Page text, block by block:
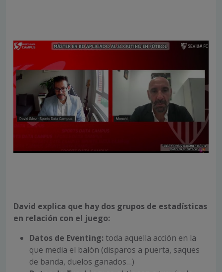
David explica que hay dos grupos de estadísticas
en relación con el juego:
Datos de Eventing:toda aquella acción en la
que media el balón (disparos a puerta, saques
de banda, duelos ganados…)